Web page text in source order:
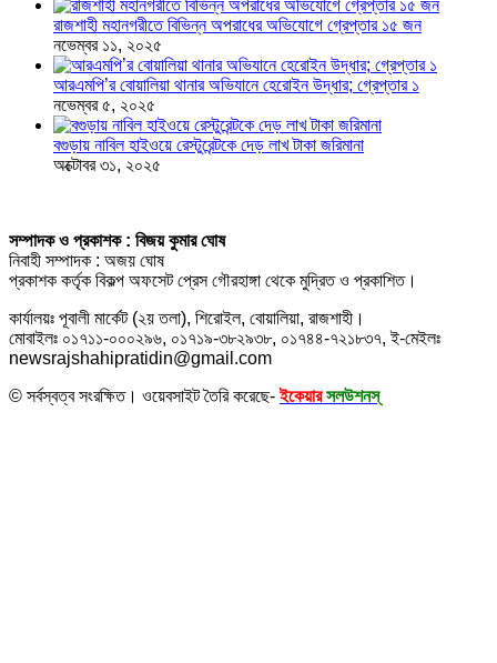
রাজশাহী মহানগরীতে বিভিন্ন অপরাধের অভিযোগে গ্রেপ্তার ১৫ জন
নভেম্বর ১১, ২০২৫
আরএমপি’র বোয়ালিয়া থানার অভিযানে হেরোইন উদ্ধার; গ্রেপ্তার ১
নভেম্বর ৫, ২০২৫
বগুড়ায় নাবিল হাইওয়ে রেস্টুরেন্টকে দেড় লাখ টাকা জরিমানা
অক্টোবর ৩১, ২০২৫
সম্পাদক ও প্রকাশক : বিজয় কুমার ঘোষ
নিবাহী সম্পাদক : অজয় ঘোষ
প্রকাশক কর্তৃক বিকল্প অফসেট প্রেস গৌরহাঙ্গা থেকে মুদ্রিত ও প্রকাশিত।
কার্যালয়ঃ পূবালী মার্কেট (২য় তলা), শিরোইল, বোয়ালিয়া, রাজশাহী।
মোবাইলঃ ০১৭১১-০০০২৯৬, ০১৭১৯-৩৮২৯৩৮, ০১৭৪৪-৭২১৮৩৭, ই-মেইলঃ
newsrajshahipratidin@gmail.com
© সর্বস্বত্ব সংরক্ষিত। ওয়েবসাইট তৈরি করেছে-ইকেয়ার সলউশনস্